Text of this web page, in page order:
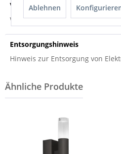
Versandinfo
Weitere Informationen zum
Entsorgungshinweis
Hinweis zur Entsorgung von
Ablehnen